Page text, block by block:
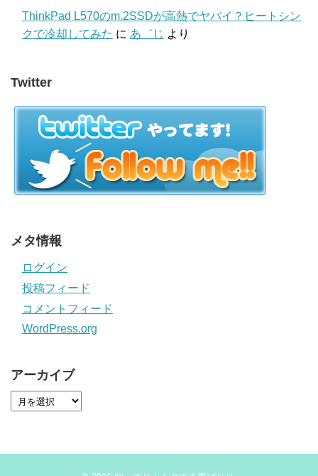
ThinkPad L570のm.2SSDが高熱でヤバイ？ヒートシン
クで冷却してみた に あ゛じ より
Twitter
メタ情報
ログイン
投稿フィード
コメントフィード
WordPress.org
アーカイブ